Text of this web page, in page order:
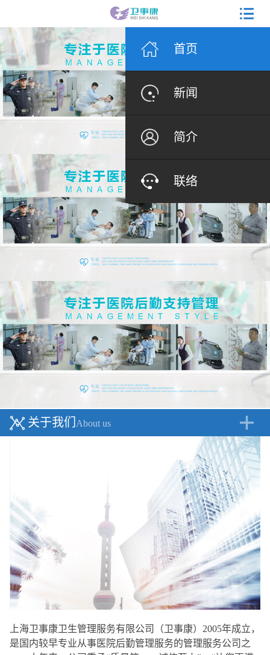
首页
新闻
简介
联络
关于我们 About us
上海卫事康卫生管理服务有限公司（卫事康）2005年成立，
是国内较早专业从事医院后勤管理服务的管理服务公司之